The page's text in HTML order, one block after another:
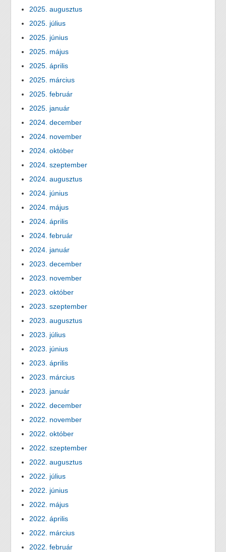
2025. augusztus
2025. július
2025. június
2025. május
2025. április
2025. március
2025. február
2025. január
2024. december
2024. november
2024. október
2024. szeptember
2024. augusztus
2024. június
2024. május
2024. április
2024. február
2024. január
2023. december
2023. november
2023. október
2023. szeptember
2023. augusztus
2023. július
2023. június
2023. április
2023. március
2023. január
2022. december
2022. november
2022. október
2022. szeptember
2022. augusztus
2022. július
2022. június
2022. május
2022. április
2022. március
2022. február